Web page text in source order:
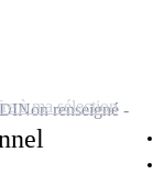
Non renseigné
à ma sélection